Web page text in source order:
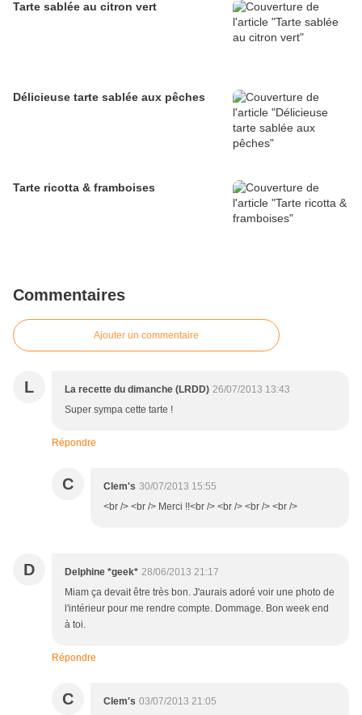
Tarte sablée au citron vert
Délicieuse tarte sablée aux pêches
Tarte ricotta & framboises
Commentaires
Ajouter un commentaire
L La recette du dimanche (LRDD) 26/07/2013 13:43
Super sympa cette tarte !
Répondre
C Clem's 30/07/2013 15:55
<br /> <br /> Merci !!<br /> <br /> <br /> <br />
D Delphine *geek* 28/06/2013 21:17
Miam ça devait être très bon. J'aurais adoré voir une photo de
l'intérieur pour me rendre compte. Dommage. Bon week end
à toi.
Répondre
C Clem's 03/07/2013 21:05